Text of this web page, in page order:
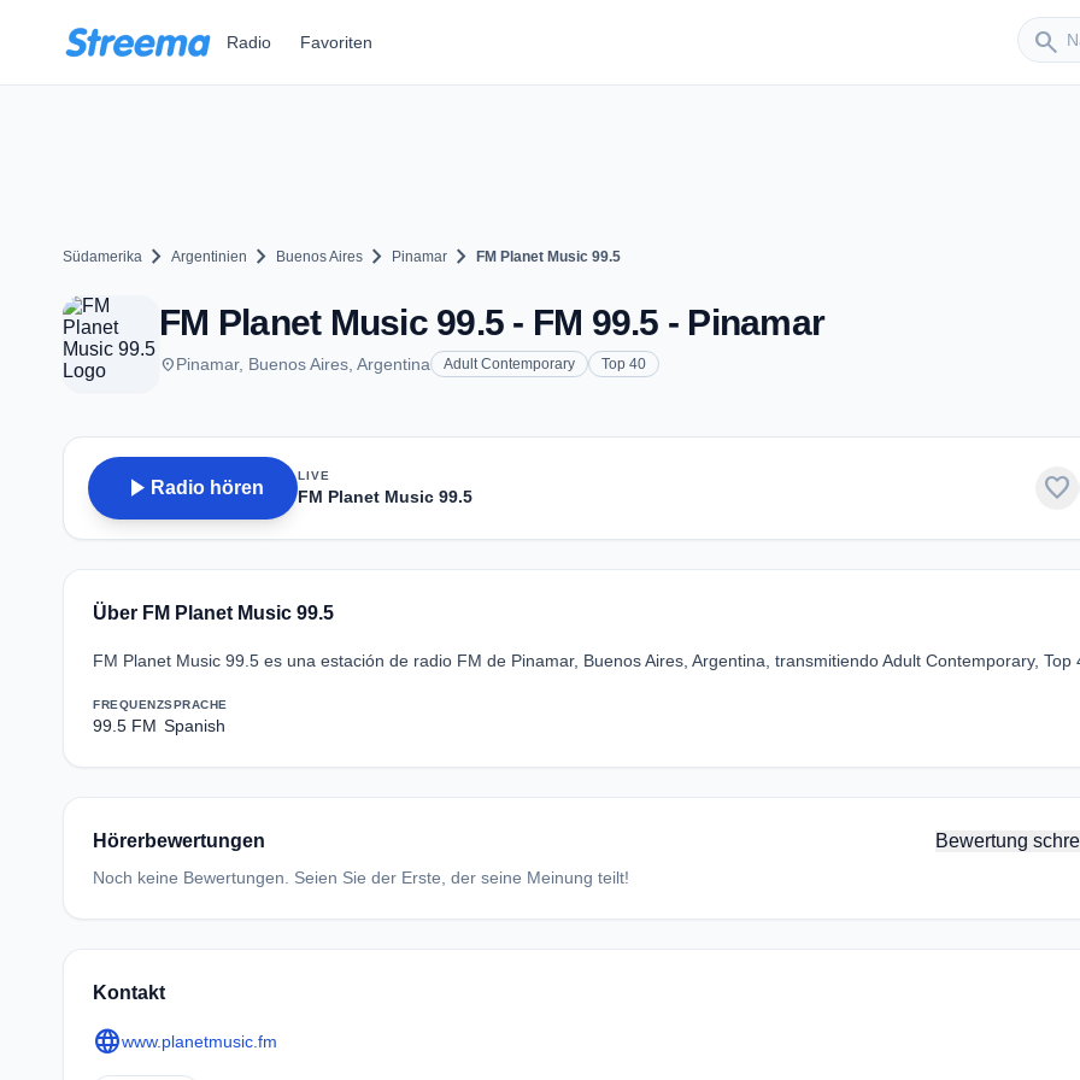
Radio Favoriten search
Sender
Südamerika chevron_right Argentinien chevron_right Buenos Aires chevron_right Pinamar chevron_right FM Planet Music 99.5
FM Planet Music 99.5 - FM 99.5 - Pinamar
placePinamar, Buenos Aires, Argentina Adult Contemporary Top 40
play_arrow Radio hören
LIVE
FM Planet Music 99.5 favorite
Über FM Planet Music 99.5
FM Planet Music 99.5 es una estación de radio FM de Pinamar, Buenos Aires, Argentina, transmitiendo Adult Contemporary, Top
FREQUENZ
99.5 FM
SPRACHE
Spanish
Hörerbewertungen Bewertung
Noch keine Bewertungen. Seien Sie der Erste, der seine Meinung teilt!
Kontakt
languagewww.planetmusic.fm